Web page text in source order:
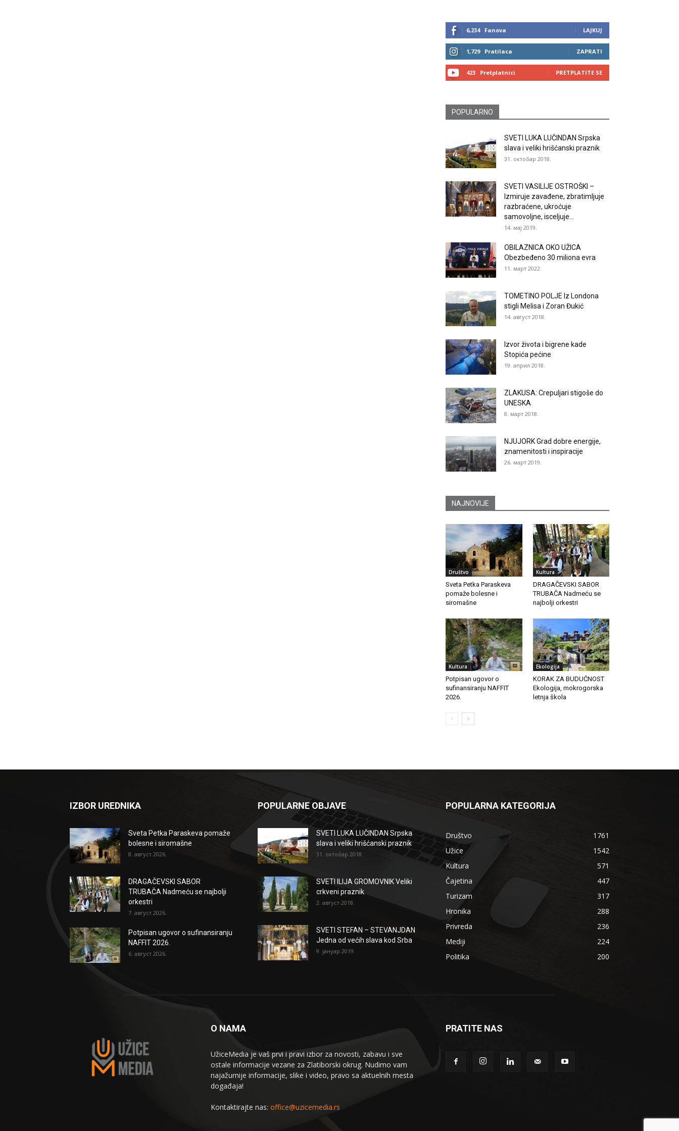
6,234 Fanova LAJKUJ
1,729 Pratilaca ZAPRATI
423 Pretplatnici PRETPLATITE SE
POPULARNO
SVETI LUKA LUČINDAN Srpska
slava i veliki hrišćanski praznik
31. октобар 2018.
SVETI VASILIJE OSTROŠKI –
Izmiruje zavađene, zbratimljuje
razbraćene, ukroćuje
samovoljne, isceljuje...
14. мај 2019.
OBILAZNICA OKO UŽICA
Obezbeđeno 30 miliona evra
11. март 2022.
TOMETINO POLJE Iz Londona
stigli Melisa i Zoran Đukić
14. август 2018.
Izvor života i bigrene kade
Stopića pećine
19. април 2018.
ZLAKUSA: Crepuljari stigoše do
UNESKA
8. март 2018.
NJUJORK Grad dobre energije,
znamenitosti i inspiracije
26. март 2019.
NAJNOVIJE
Društvo
Sveta Petka Paraskeva
pomaže bolesne i
siromašne
Kultura
DRAGAČEVSKI SABOR
TRUBAČA Nadmeću se
najbolji orkestri
Kultura
Potpisan ugovor o
sufinansiranju NAFFIT
2026.
Ekologija
KORAK ZA BUDUĆNOST
Ekologija, mokrogorska
letnja škola
IZBOR UREDNIKA
Sveta Petka Paraskeva pomaže
bolesne i siromašne
8. август 2026.
DRAGAČEVSKI SABOR
TRUBAČA Nadmeću se najbolji
orkestri
7. август 2026.
Potpisan ugovor o sufinansiranju
NAFFIT 2026.
6. август 2026.
POPULARNE OBJAVE
SVETI LUKA LUČINDAN Srpska
slava i veliki hrišćanski praznik
31. октобар 2018.
SVETI ILIJA GROMOVNIK Veliki
crkveni praznik
2. август 2018.
SVETI STEFAN – STEVANJDAN
Jedna od većih slava kod Srba
9. јануар 2019.
POPULARNA KATEGORIJA
Društvo
1761
Užice
1542
Kultura
571
Čajetina
447
Turizam
317
Hronika
288
Privreda
236
Mediji
224
Politika
200
O NAMA
UžiceMedia je vaš prvi i pravi izbor za novosti, zabavu i sve
ostale informacije vezane za Zlatiborski okrug. Nudimo vam
najažurnije informacije, slike i video, pravo sa aktuelnih mesta
događaja!
Kontaktirajte nas: office@uzicemedia.rs
PRATITE NAS